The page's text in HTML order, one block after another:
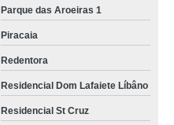
Parque das Aroeiras 1
Piracaia
Redentora
Residencial Dom Lafaiete Líbâno
Residencial St Cruz